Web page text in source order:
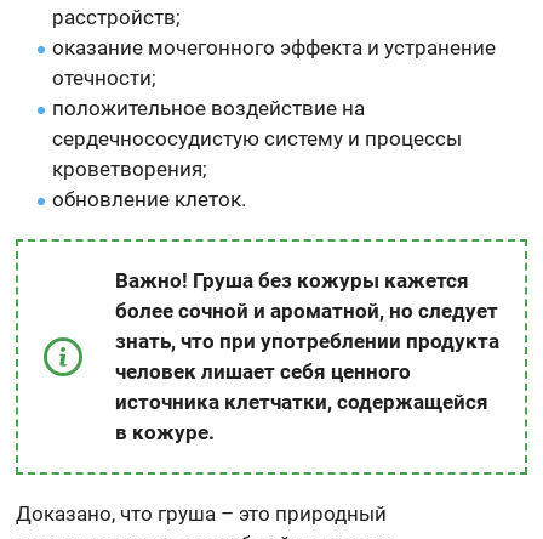
расстройств;
оказание мочегонного эффекта и устранение
отечности;
положительное воздействие на
сердечнососудистую систему и процессы
кроветворения;
обновление клеток.
Важно! Груша без кожуры кажется
более сочной и ароматной, но следует
знать, что при употреблении продукта
человек лишает себя ценного
источника клетчатки, содержащейся
в кожуре.
Доказано, что груша – это природный